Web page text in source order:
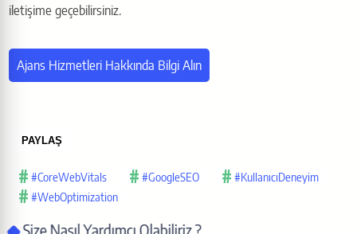
iletişime geçebilirsiniz.
Ajans Hizmetleri Hakkında Bilgi Alın
PAYLAŞ
Bu sayfayı paylaş
#CoreWebVitals #GoogleSEO
#KullanıcıDeneyim
#WebOptimization
Size Nasıl Yardımcı Olabiliriz ?